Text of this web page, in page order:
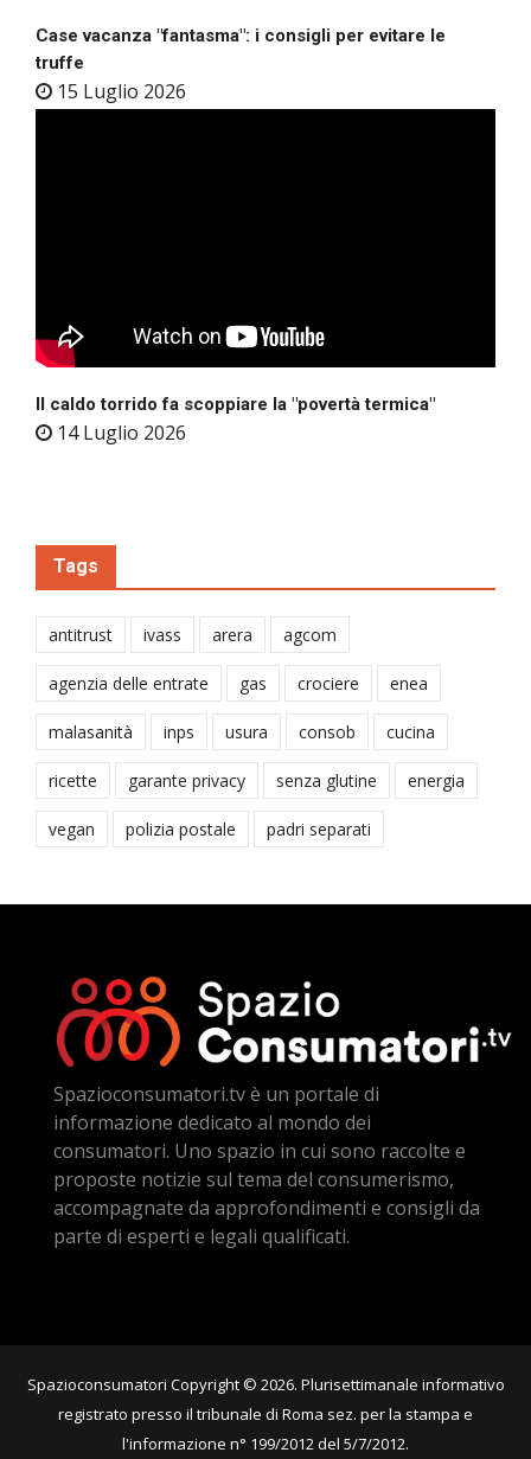
Case vacanza "fantasma": i consigli per evitare le
truffe
15 Luglio 2026
Il caldo torrido fa scoppiare la "povertà termica"
14 Luglio 2026
Tags
antitrust ivass arera agcom
agenzia delle entrate gas crociere enea
malasanità inps usura consob cucina
ricette garante privacy senza glutine energia
vegan polizia postale padri separati
Spazioconsumatori.tv è un portale di
informazione dedicato al mondo dei
consumatori. Uno spazio in cui sono raccolte e
proposte notizie sul tema del consumerismo,
accompagnate da approfondimenti e consigli da
parte di esperti e legali qualificati.
Spazioconsumatori Copyright © 2026. Plurisettimanale informativo
registrato presso il tribunale di Roma sez. per la stampa e
l'informazione n° 199/2012 del 5/7/2012.